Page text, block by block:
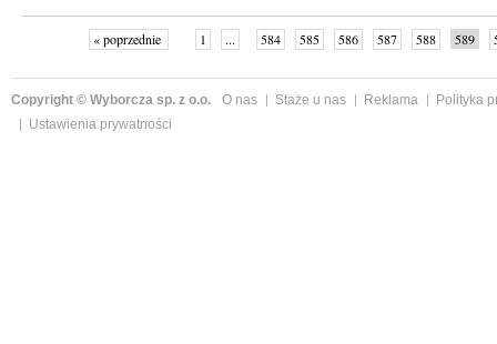
« poprzednie 1 ... 584 585 586 587 588 589
Copyright © Wyborcza sp. z o.o. O nas Staże u nas Reklama
Polityka
Ustawienia prywatności